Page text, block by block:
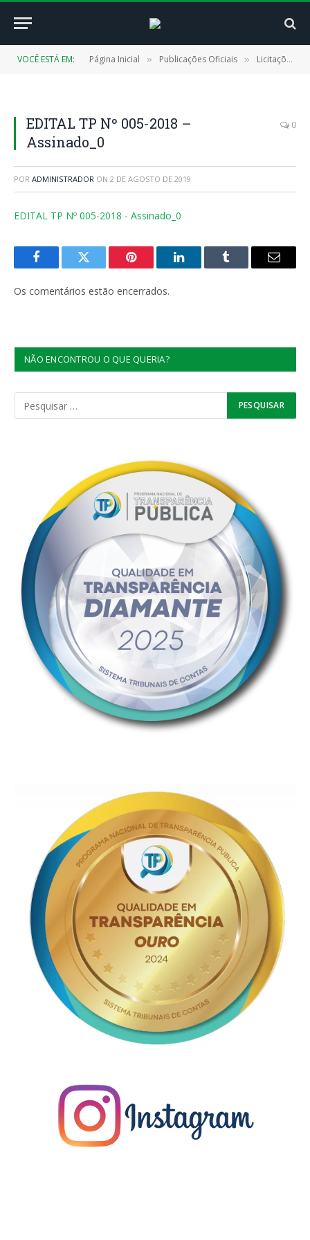
VOCÊ ESTÁ EM: Página Inicial » Publicações Oficiais » Licitações
EDITAL TP Nº 005-2018 –
Assinado_0
0
POR ADMINISTRADOR ON 2 DE AGOSTO DE 2019
EDITAL TP Nº 005-2018 - Assinado_0
FacebookTwitter Pinterest LinkedInTumblr
E-
Os comentários estão encerrados.
NÃO ENCONTROU O QUE QUERIA?